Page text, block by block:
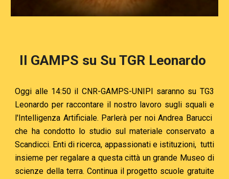
Il GAMPS su Su TGR Leonardo
Oggi alle 14:50 il CNR-GAMPS-UNIPI saranno su TG3
Leonardo per raccontare il nostro lavoro sugli squali e
l'Intelligenza Artificiale. Parlerà per noiAndrea Barucci
che ha condotto lo studio sul materiale conservato a
Scandicci. Enti di ricerca, appassionati e istituzioni, tutti
insieme per regalare a questa città un grande Museo di
scienze della terra. Continua il progetto scuole gratuite